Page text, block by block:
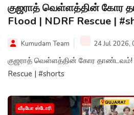
குஜராத் வெள்ளத்தின் கோர
Flood | NDRF Rescue |
Kumudam Team 24 Jul 2026,
குஜராத் வெள்ளத்தின் கோர தாண்டவம்! |
Rescue | #shorts
வீடியோ ஸ்டோரி